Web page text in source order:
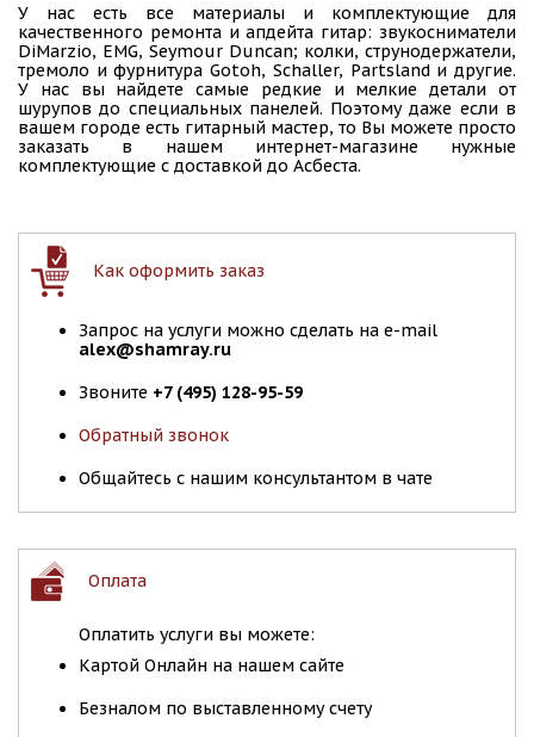
У нас есть все материалы и комплектующие для
качественного ремонта и апдейта гитар: звукосниматели
DiMarzio, EMG, Seymour Duncan; колки, струнодержатели,
тремоло и фурнитура Gotoh, Schaller, Partsland и другие.
У нас вы найдете самые редкие и мелкие детали от
шурупов до специальных панелей. Поэтому даже если в
вашем городе есть гитарный мастер, то Вы можете просто
заказать в нашем интернет-магазине нужные
комплектующие с доставкой до Асбеста.
Как оформить заказ
Запрос на услуги можно сделать на e-mail
alex@shamray.ru
Звоните +7 (495) 128-95-59
Обратный звонок
Общайтесь с нашим консультантом в чате
Оплата
Оплатить услуги вы можете:
Картой Онлайн на нашем сайте
Безналом по выставленному счету